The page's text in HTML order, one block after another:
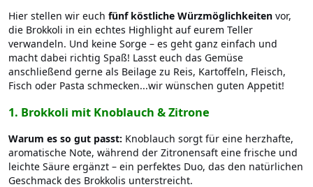
Hier stellen wir euch fünf köstliche Würzmöglichkeiten vor,
die Brokkoli in ein echtes Highlight auf eurem Teller
verwandeln. Und keine Sorge – es geht ganz einfach und
macht dabei richtig Spaß! Lasst euch das Gemüse
anschließend gerne als Beilage zu Reis, Kartoffeln, Fleisch,
Fisch oder Pasta schmecken...wir wünschen guten Appetit!
1. Brokkoli mit Knoblauch & Zitrone
Warum es so gut passt: Knoblauch sorgt für eine herzhafte,
aromatische Note, während der Zitronensaft eine frische und
leichte Säure ergänzt – ein perfektes Duo, das den natürlichen
Geschmack des Brokkolis unterstreicht.